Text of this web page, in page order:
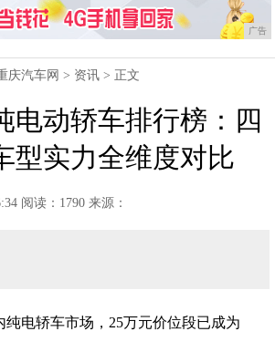
广告
庆汽车网 > 资讯 > 正文
电动轿车排行榜：四
型实力全维度对比
阅读：1790 来源：
纯电轿车市场，25万元价位段已成为